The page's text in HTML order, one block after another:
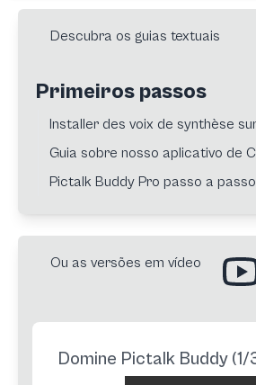
Descubra os guias textuais
Primeiros passos
Installer des voix de synthèse
Guia sobre nosso aplicativo de
Pictalk Buddy Pro passo a passo
Ou as versões em vídeo
Domine Pictalk Buddy (1/